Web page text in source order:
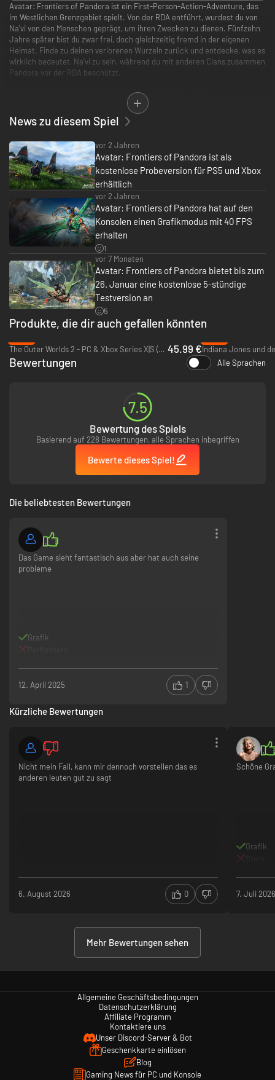
Avatar: Frontiers of Pandora ist ein First-Person-Action-Adventure, das
im Westlichen Grenzgebiet spielt. Von der RDA entführt, wurdest du von
Na'vi von den Menschen geprägt, um ihren Zwecken zu dienen. Fünfzehn
Jahre später bist du zwar frei, doch gleichzeitig fremd in der eigenen
Heimat. Finde zu deinen verlorenen Wurzeln zurück und entdecke, was es
wirklich bedeutet, Na'vi zu sein, während du mit anderen Clans zusammen
Pandora vor der RDA beschützt.
ERKUNDE EINE WELT VOLLER WUNDER UND GEFAHREN
Erlebe die epischen Wunder des Westlichen Grenzgebiets, eines
unbekannten Kontinents von Pandora. Reise durch atemberaubende und
unberechenbare Open-World-Regionen, in denen jede Unachtsamkeit
WERDE TEIL DER NA'VI
Nutze deine Kraft und Beweglichkeit, passe deinen Charakter an, stelle
neue Ausrüstung her und verbessere deine Fähigkeiten und Waffen.
FLIEG DURCH DIE LÜFTE
Verbinde dich mit deiner eigenen Banshee, die dir nicht nur in
Luftkämpfen einen Vorteil verschafft, sondern auf der du auch reisen
MEISTERE DIVERSE KAMPFSTILE
Setze dich gegen die Gefahren Pandoras zur Wehr, indem du dir die
Präzision traditioneller Na'vi-Waffen zunutze machst oder auf deine
menschliche Ausbildung mit mächtigeren Waffen zurückgreifst.
EIN IMMERSIVES NEXT-GEN-ERLEBNIS
Avatar: Frontiers of Pandora durch das außergewöhnliche Maß an Details,
Spiele die komplette Storykampagne im Koop-Modus für zwei Spieler.
News zu diesem Spiel
vor 2 Jahren
Avatar: Frontiers of Pandora ist als
kostenlose Probeversion für PS5 und Xbox
erhältlich
vor 2 Jahren
Avatar: Frontiers of Pandora hat auf den
Konsolen einen Grafikmodus mit 40 FPS
erhalten
1
vor 7 Monaten
Avatar: Frontiers of Pandora bietet bis zum
26. Januar eine kostenlose 5-stündige
Testversion an
5
Produkte, die dir auch gefallen könnten
The Outer Worlds 2 - PC & Xbox Series X|S (Microsoft Store) 45.99 €
Bewertungen Alle Sprachen
7.5
Bewertung des Spiels
Basierend auf 228 Bewertungen, alle Sprachen inbegriffen
Bewerte dieses Spiel!
Die beliebtesten Bewertungen
Das Game sieht fantastisch aus aber hat auch seine
probleme
Grafik
12. April 2025 1
Kürzliche Bewertungen
Nicht mein Fall, kann mir dennoch vorstellen das es
anderen leuten gut zu sagt
6. August 2026 0
Schöne
Grafik
7. Juli
Mehr Bewertungen sehen
Allgemeine Geschäftsbedingungen
Datenschutzerklärung
Affiliate Programm
Kontaktiere uns
Unser Discord-Server & Bot
Geschenkkarte einlösen
Blog
Gaming News für PC und Konsole